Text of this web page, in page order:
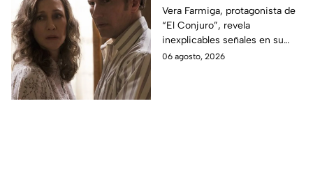
revela INQUIETANTES
señales en su cuerpo
durante la grabación de
la película
Vera Farmiga, protagonista de
“El Conjuro”, revela
inexplicables señales en su
cuerpo durante el rodaje de la
06 agosto, 2026